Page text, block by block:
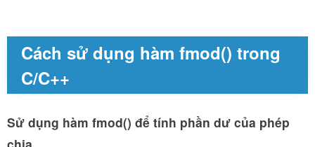
Cách sử dụng hàm fmod() trong
C/C++
Sử dụng hàm fmod() để tính phần dư của phép